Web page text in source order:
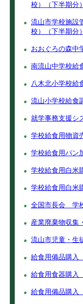
校）（下半期分）
流山市学校施設
校）（下半期分）
おおぐろの森中
南流山中学校給
八木北小学校給
流山小学校給食
就学事務支援シ
学校給食用物資
学校給食用パン
学校給食用白米
学校給食用白米
全国市長会 学
産業廃棄物収集
流山市児童・生
給食用備品購入
給食用食器購入
給食用備品購入